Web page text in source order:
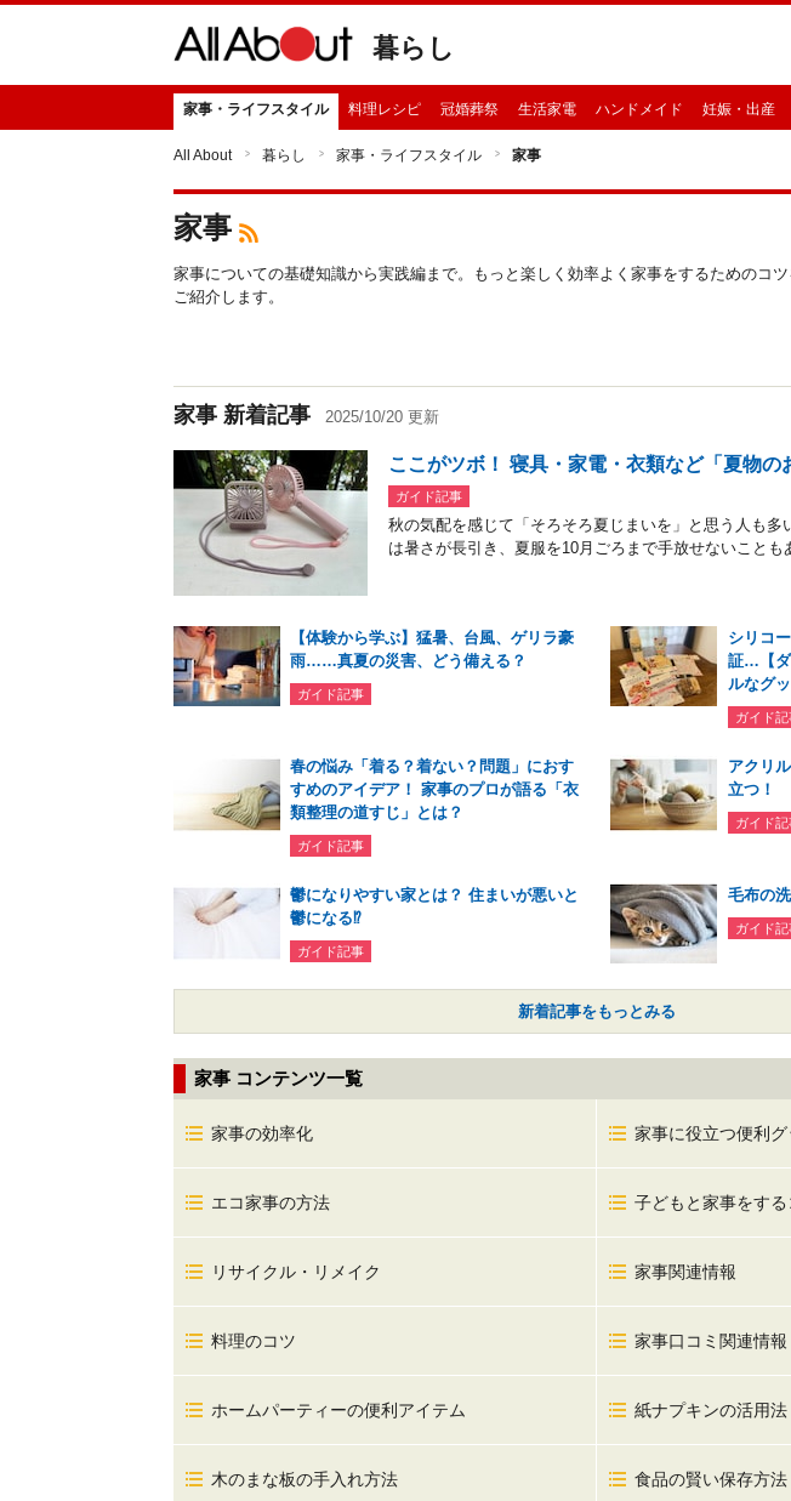
暮らし
家事・ライフスタイル 料理レシピ 冠婚葬祭 生活家電 ハンドメイド 妊娠・出産
All About 暮らし 家事・ライフスタイル 家事
家事
家事についての基礎知識から実践編まで。もっと楽しく効率よく家事をするためのコツ
ご紹介します。
家事 新着記事 2025/10/20 更新
ここがツボ！ 寝具・家電・衣類など「夏物の
ガイド記事
秋の気配を感じて「そろそろ夏じまいを」と思う人も
は暑さが長引き、夏服を10月ごろまで手放せないことも
【体験から学ぶ】猛暑、台風、ゲリラ豪
雨……真夏の災害、どう備える？
ガイド記事
シリコ
証…【ダ
ルなグ
ガイド記
春の悩み「着る？着ない？問題」におす
すめのアイデア！ 家事のプロが語る「衣
類整理の道すじ」とは？
ガイド記事
アクリ
立つ！
ガイド記
鬱になりやすい家とは？ 住まいが悪いと
鬱になる⁉
ガイド記事
毛布の
ガイド記
新着記事をもっとみる
家事 コンテンツ一覧
家事の効率化 家事に役立つ便利グ
エコ家事の方法 子どもと家事をする
リサイクル・リメイク 家事関連情報
料理のコツ 家事口コミ関連情報
ホームパーティーの便利アイテム 紙ナプキンの活用法
木のまな板の手入れ方法 食品の賢い保存方法